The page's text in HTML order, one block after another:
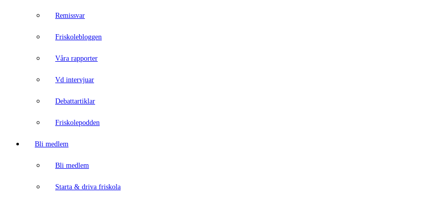
Remissvar
Friskolebloggen
Våra rapporter
Vd intervjuar
Debattartiklar
Friskolepodden
Bli medlem
Bli medlem
Starta & driva friskola